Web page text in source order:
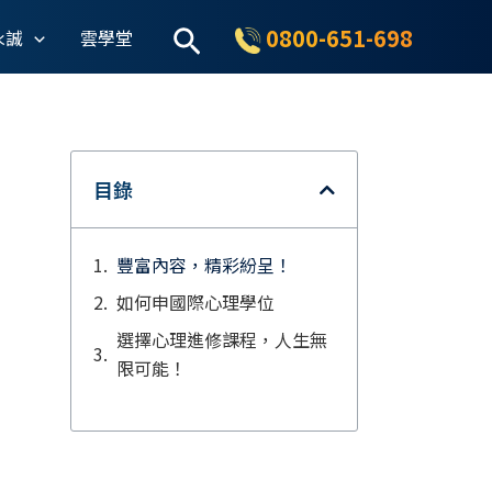
誠 雲學堂
搜
尋
0800-651-698
目錄
豐富內容，精彩紛呈！
如何申國際心理學位
選擇心理進修課程，人生無
限可能！